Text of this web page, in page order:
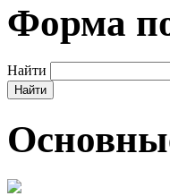
Форма
Найти